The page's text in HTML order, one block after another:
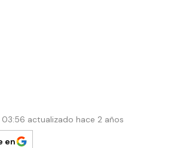
actualizado hace 2 años
en